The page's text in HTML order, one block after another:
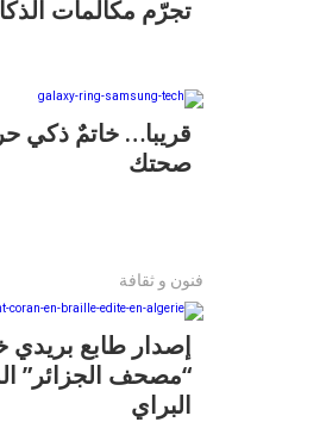
تجرّم مكالمات
قريبا… خاتمٌ ذكي
صحتك
فنون و ثقافة
إصدار طابع
“مصحف الجزائر”
البراي